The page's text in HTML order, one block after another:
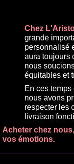
Chez
grande
personnalisé
aura toujours
nous
équitables et
En ces
nous avons
respecter les
livraison
Acheter chez
vos émotions.